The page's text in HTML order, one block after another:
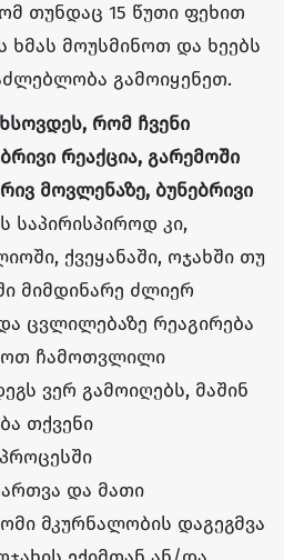
თუნდაც 15 წუთი ფეხით
ხმას მოუსმინოთ და ხეებს
გამოიყენეთ.
რომ ჩვენი
რეაქცია, გარემოში
მოვლენაზე, ბუნებრივი
საპირისპიროდ კი,
ქვეყანაში, ოჯახში თუ
მიმდინარე ძლიერ
ცვლილებაზე რეაგირება
ჩამოთვლილი
ვერ გამოიღებს, მაშინ
თქვენი
და მათი
მკურნალობის დაგეგმვა